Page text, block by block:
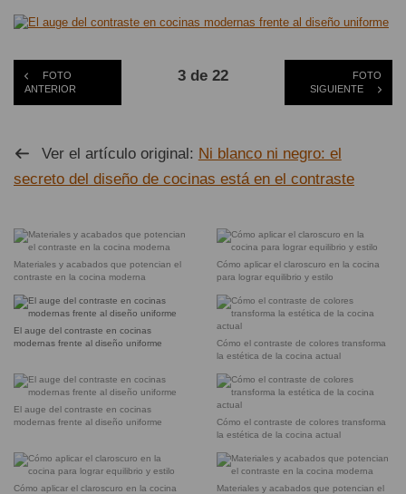
FOTO
ANTERIOR
3 de 22
FOTO
SIGUIENTE
Ver el artículo original: Ni blanco ni negro: el
secreto del diseño de cocinas está en el contraste
Materiales y acabados que potencian el
contraste en la cocina moderna
Cómo aplicar el claroscuro en la cocina
para lograr equilibrio y estilo
El auge del contraste en cocinas
modernas frente al diseño uniforme
Cómo el contraste de colores transforma
la estética de la cocina actual
El auge del contraste en cocinas
modernas frente al diseño uniforme
Cómo el contraste de colores transforma
la estética de la cocina actual
Cómo aplicar el claroscuro en la cocina
Materiales y acabados que potencian el